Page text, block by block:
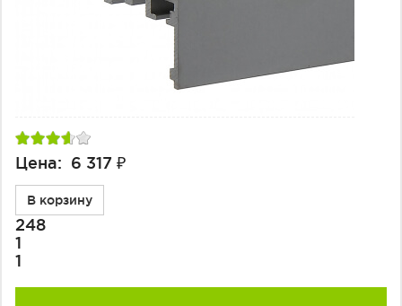
Цена: 6 317 ₽
В корзину
248
1
1